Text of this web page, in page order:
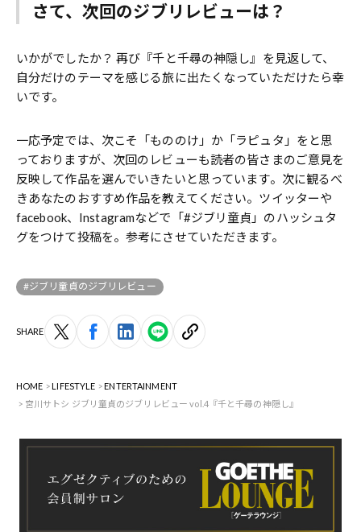
さて、次回のジブリレビューは？
いかがでしたか？ 再び『千と千尋の神隠し』を見返して、
自分だけのテーマを感じる旅に出たくなっていただけたら幸
いです。
一応予定では、次こそ「もののけ」か「ラピュタ」をと思
っておりますが、次回のレビューも読者の皆さまのご意見を
反映して作品を選んでいきたいと思っています。次に観るべ
きあなたのおすすめ作品を教えてください。ツイッターや
facebook、Instagramなどで「#ジブリ童貞」のハッシュタ
グをつけて投稿を。参考にさせていただきます。
#ジブリ童貞のジブリレビュー
SHARE
HOME LIFESTYLE
ENTERTAINMENT
宮川サトシ ジブリ童貞のジブリレビュー vol.4『千と千尋の神隠し』